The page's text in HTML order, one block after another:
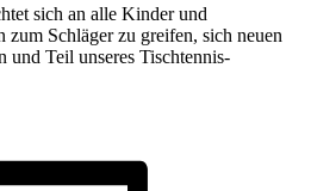
sich an alle Kinder und
zum Schläger zu greifen, sich neuen
und Teil unseres Tischtennis-